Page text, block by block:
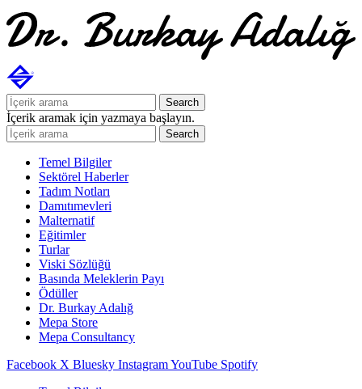
Search
İçerik aramak için yazmaya başlayın.
Search
Temel Bilgiler
Sektörel Haberler
Tadım Notları
Damıtımevleri
Malternatif
Eğitimler
Turlar
Viski Sözlüğü
Basında Meleklerin Payı
Ödüller
Dr. Burkay Adalığ
Mepa Store
Mepa Consultancy
Facebook X Bluesky InstagramYouTube Spotify